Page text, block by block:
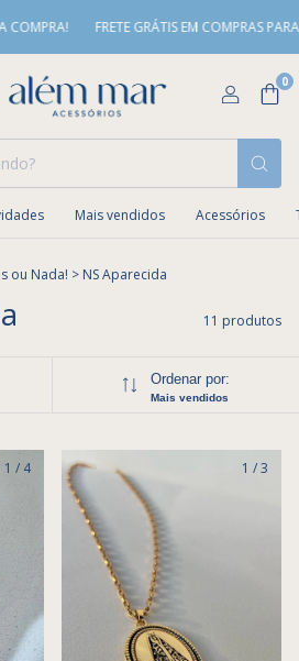
FRETE GRÁTIS EM COMPRAS PARA O
0
Mais vendidos Acessórios
ou Nada! > NS Aparecida
11 produtos
Ordenar por:
Mais vendidos
1 / 4 1 /3